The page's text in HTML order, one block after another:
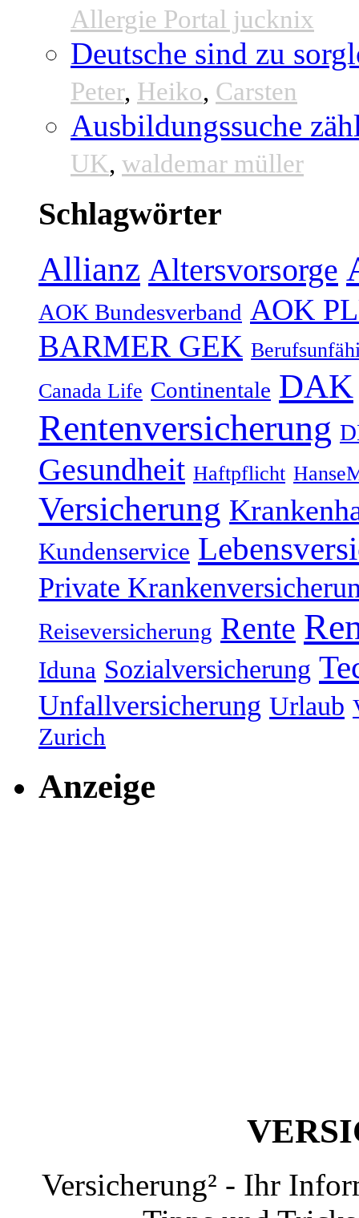
Allergie Portal jucknix
Deutsche sind zu
Peter, Heiko, Carsten
Ausbildungssuche
UK, waldemar müller
Schlagwörter
Allianz Altersvorsorge
AOK Bundesverband AOK
BARMER GEK
Canada Life Continentale DAK
Rentenversicherung
Gesundheit Haftpflicht
Versicherung
Kundenservice
Private
Reiseversicherung Rente
Iduna Sozialversicherung
Unfallversicherung Urlaub
Zurich
Anzeige
Versicherung² - Ihr